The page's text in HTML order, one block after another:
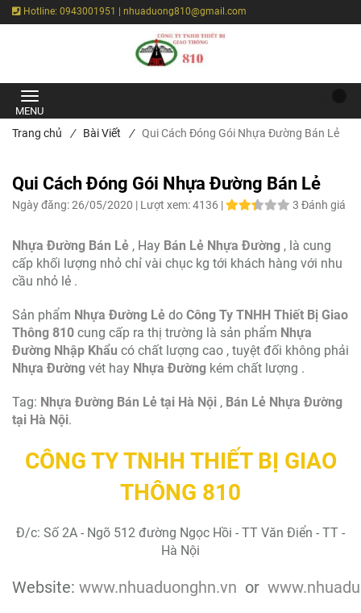
Qui Cách Đóng Gói Nhựa Đường Bán Lẻ
Ngày đăng:26/05/2020 | Lượt xem:4136 | 3 Đánh giá
Nhựa Đường Bán Lẻ , Hay Bán Lẻ Nhựa Đường , là cung
cấp khối lượng nhỏ chỉ vài chục kg tới khách hàng với nhu
cầu nhỏ lẻ .
Sản phẩm Nhựa Đường Lẻ do Công Ty TNHH Thiết Bị Giao
Thông 810 cung cấp ra thị trường là sản phẩm Nhựa
Đường Nhập Khẩu có chất lượng cao , tuyệt đối không phải
Nhựa Đường vét hay Nhựa Đường kém chất lượng .
Tag: Nhựa Đường Bán Lẻ tại Hà Nội , Bán Lẻ Nhựa Đường
tại Hà Nội.
CÔNG TY TNHH THIẾT BỊ GIAO
THÔNG 810
Đ/c: Số 2A - Ngõ 512 đường Ngọc Hồi - TT Văn Điển - TT -
Hà Nội
Website: www.nhuaduonghn.vn or
Trang chủ / Bài Viết / Qui Cách Đóng Gói Nhựa Đường Bán Lẻ
Hotline: 0943001951 | nhuaduong810@gmail.com